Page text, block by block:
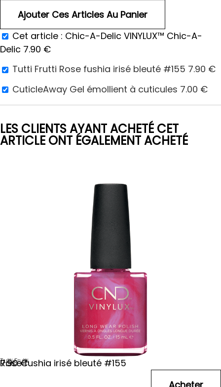
Cet article : Chic-A-Delic VINYLUX™ Chic-A-
Delic 7.90 €
Tutti Frutti Rose fushia irisé bleuté #155 7.90 €
CuticleAway Gel émollient à cuticules 7.00 €
LES CLIENTS AYANT ACHETÉ CET
ARTICLE ONT ÉGALEMENT ACHETÉ
Tutti Frutti
Rose fushia irisé bleuté #155
7.90 €